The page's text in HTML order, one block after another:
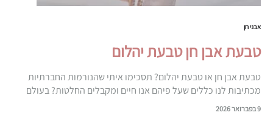
אבני חן
טבעת אבן חן טבעת יהלום
טבעת אבן חן או טבעת יהלום? תסכימו איתי שהנורמות החברתיות
מכתיבות לנו כללים שעל פיהם אנו חיים ומקבלים החלטות? בעולם
הזוגיות מעבר לזה שבדייט הראשון הגבר משלם, ישנו עוד כלל…9 בפברואר 2026